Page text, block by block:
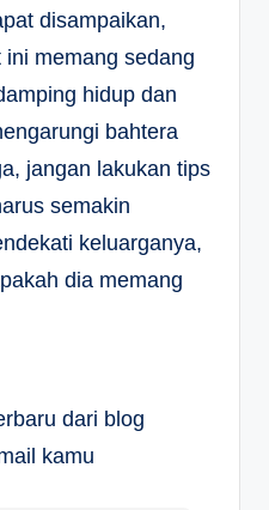
disampaikan,
memang sedang
hidup dan
bahtera
jangan lakukan tips
semakin
keluarganya,
dia memang
dari blog
kamu